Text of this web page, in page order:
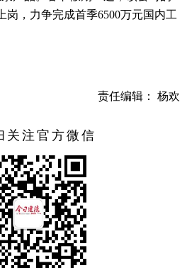
岗，力争完成首季6500万元国内工
责任编辑： 杨欢
关注官方微信